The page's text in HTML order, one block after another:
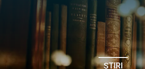
Despre Facultate
ȘTIRI